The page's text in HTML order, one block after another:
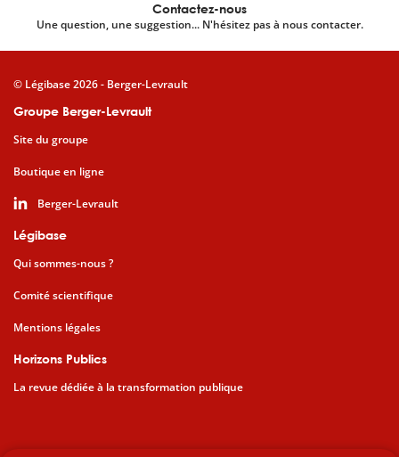
Contactez-nous
Une question, une suggestion... N'hésitez pas à nous contacter.
Groupe Berger-Levrault
Site du groupe
Boutique en ligne
Berger-Levrault
Légibase
Qui sommes-nous ?
Comité scientifique
Mentions légales
Horizons Publics
La revue dédiée à la transformation publique
© Légibase 2026 - Berger-Levrault